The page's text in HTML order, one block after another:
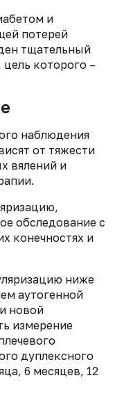
и
потерей
тщательный
которого –
наблюдения
от тяжести
вялений и
обследование с
конечностях и
ниже
аутогенной
новой
измерение
дуплексного
6 месяцев, 12